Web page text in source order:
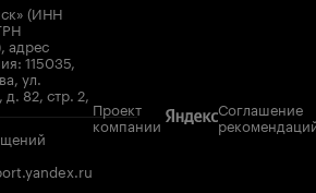
(ИНН
адрес
115035,
ул.
82, стр. 2,
Проект
компании
Соглашение